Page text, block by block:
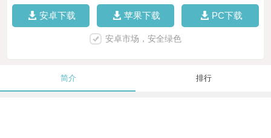
安卓下载 苹果下载 PC下载
安卓市场，安全绿色
简介 排行